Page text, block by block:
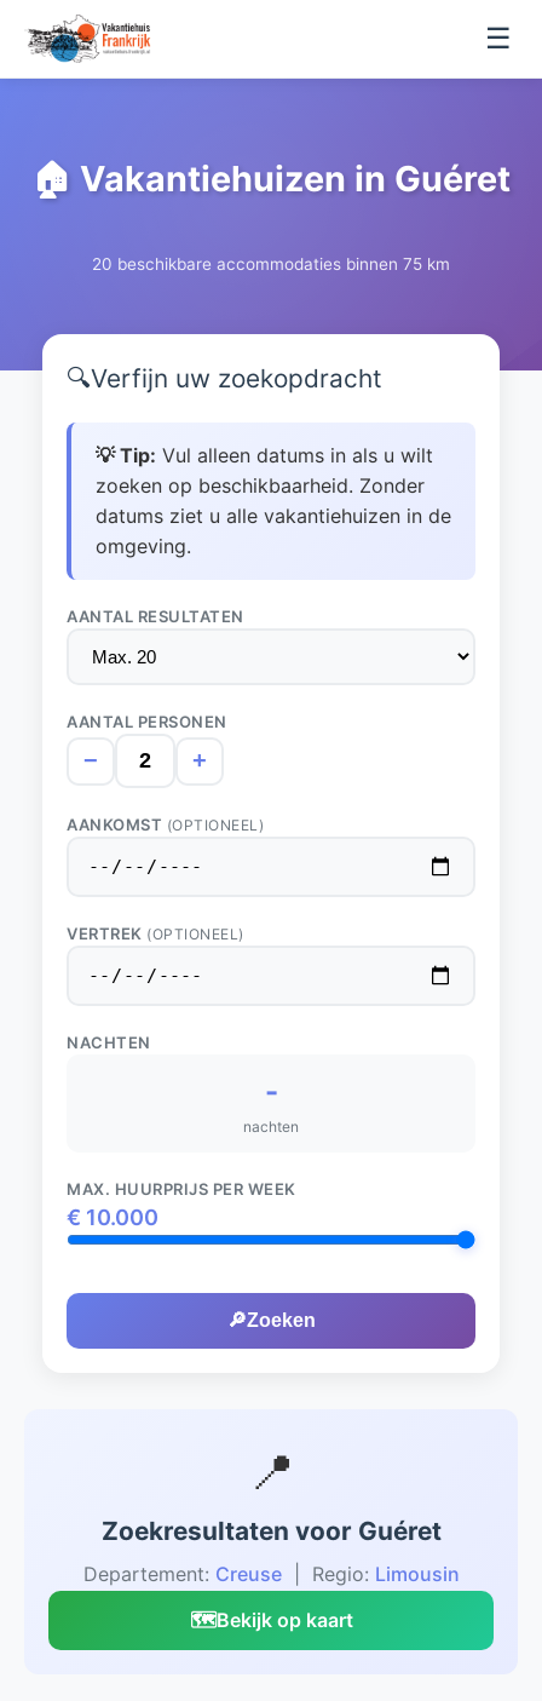
☰
🏠 Vakantiehuizen in Guéret
20 beschikbare accommodaties binnen 75 km
🔍Verfijn uw zoekopdracht
💡 Tip: Vul alleen datums in als u wilt
zoeken op beschikbaarheid. Zonder
datums ziet u alle vakantiehuizen in de
omgeving.
AANTAL RESULTATEN
AANTAL PERSONEN
− +
AANKOMST (OPTIONEEL)
VERTREK (OPTIONEEL)
NACHTEN
-
nachten
MAX. HUURPRIJS PER WEEK
€ 10.000
🔎Zoeken
📍
Zoekresultaten voor Guéret
Departement: Creuse| Regio: Limousin
🗺️Bekijk op kaart